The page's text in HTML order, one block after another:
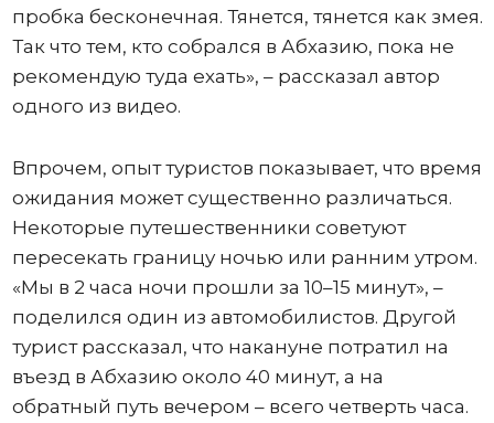
пробка бесконечная. Тянется, тянется как змея.
Так что тем, кто собрался в Абхазию, пока не
рекомендую туда ехать», – рассказал автор
одного из видео.
Впрочем, опыт туристов показывает, что время
ожидания может существенно различаться.
Некоторые путешественники советуют
пересекать границу ночью или ранним утром.
«Мы в 2 часа ночи прошли за 10–15 минут», –
поделился один из автомобилистов. Другой
турист рассказал, что накануне потратил на
въезд в Абхазию около 40 минут, а на
обратный путь вечером – всего четверть часа.